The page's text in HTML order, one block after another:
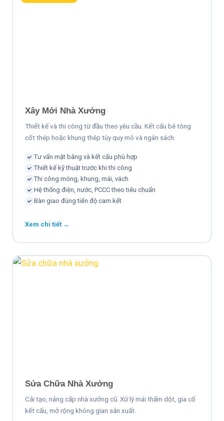
Xây Mới Nhà Xưởng
Thiết kế và thi công từ đầu theo yêu cầu. Kết cấu bê tông
cốt thép hoặc khung thép tùy quy mô và ngân sách.
Tư vấn mặt bằng và kết cấu phù hợp
Thiết kế kỹ thuật trước khi thi công
Thi công móng, khung, mái, vách
Hệ thống điện, nước, PCCC theo tiêu chuẩn
Bàn giao đúng tiến độ cam kết
Xem chi tiết →
Sửa Chữa Nhà Xưởng
Cải tạo, nâng cấp nhà xưởng cũ. Xử lý mái thấm dột, gia cố
kết cấu, mở rộng không gian sản xuất.